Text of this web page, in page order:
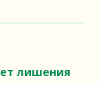
лишения